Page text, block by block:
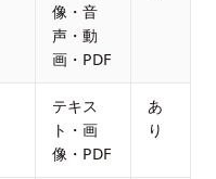
像・音
声・動
画・PDF
テキス
ト・画
像・PDF
あ
り